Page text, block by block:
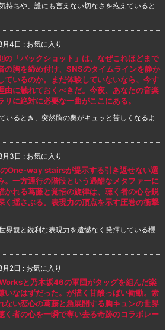
持ちや、誰にも言えない切なさを抱えていると
月4日 : お気に入り
の「バックショット」は、なぜこれほどまで
の胸を締め付け、SNSのタイムラインを静か
ているのか。まだ体験していないなら、今す
由に触れておくべきだ。今夜、あなたの音楽
リに絶対に必要な一曲がここにある。
いるとき、突然胸の奥がキュッと苦しくなるよ
月3日 : お気に入り
One-way stairsが提示する引き返せない選
。一方通行の階段という過酷なメタファーに
かれる葛藤と覚悟の旋律は、聴く者の心を鋭
く揺さぶる。表現力の頂点を示す圧巻の衝撃
界観と鋭利な表現力を遺憾なく発揮している櫻
2日 : お気に入り
と乃木坂46の軍団がタッグを組んだ楽
いなはずだった。が描く甘酸っぱい衝動。素
ない恋心の葛藤と急展開する胸キュンの世界
く者の心を一瞬で奪い去る奇跡のコラボレー